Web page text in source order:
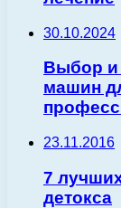
30.10.2024
Выбор и
машин
23.11.2016
7
детокса